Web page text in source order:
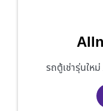
รถตู้เช่ารุ่นให